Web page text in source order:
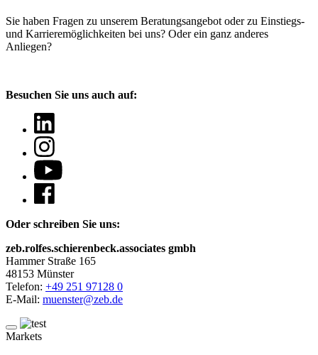
Sie haben Fragen zu unserem Beratungsangebot oder zu Einstiegs-
und Karrieremöglichkeiten bei uns? Oder ein ganz anderes
Anliegen?
Besuchen Sie uns auch auf:
Oder schreiben Sie uns:
zeb.rolfes.schierenbeck.associates gmbh
Hammer Straße 165
48153 Münster
Telefon: +49 251 97128 0
E-Mail: muenster@zeb.de
Markets